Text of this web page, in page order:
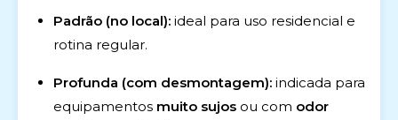
Padrão (no local): ideal para uso residencial e
rotina regular.
Profunda (com desmontagem): indicada para
equipamentos muito sujos ou com odor